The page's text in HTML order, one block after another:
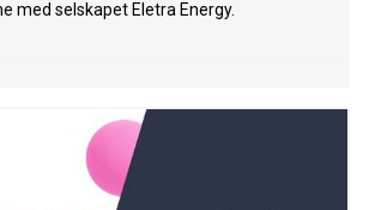
med selskapet Eletra Energy.